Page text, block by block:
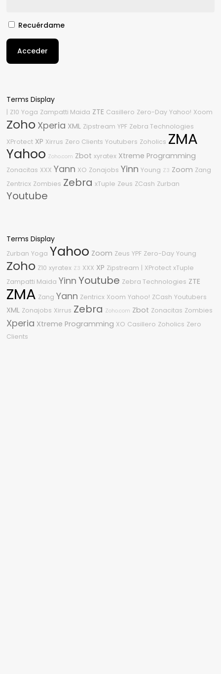
Recuérdame
Acceder
Terms Display
| Z10 Yoga Zampatti Maida ZTE Casillero Zero-Day Yahoo! Xoom
Zoho Xperia XML Zipstream YPF Zebra Technologies
XProtect XP Xirrus Zero Clients Youtubers Zoholics ZMA
Yahoo Zoho.com Zbot xyratex Xtreme Programming
Zonacitas XXX Yann XO Zonajobs Yinn Young Z3 Zoom Zang
Zentricx Zombies Zebra xTuple Zeus ZCash Zurban
Youtube
Terms Display
Zurban Yoga Yahoo Zoom Zeus YPF Zero-Day Young
Zoho Z10 xyratex Z3 XXX XP Zipstream | XProtect xTuple
Zampatti Maida Yinn Youtube Zebra Technologies ZTE
ZMA Zang Yann Zentricx Xoom Yahoo! ZCash Youtubers
XML Zonajobs Xirrus Zebra Zoho.com Zbot Zonacitas Zombies
Xperia Xtreme Programming XO Casillero Zoholics Zero
Clients